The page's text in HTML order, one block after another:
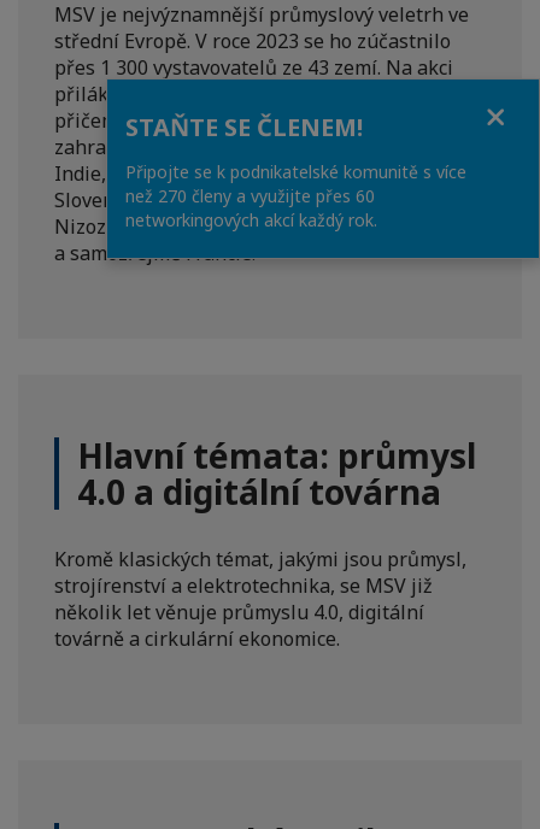
MSV je nejvýznamnější průmyslový veletrh ve
střední Evropě. V roce 2023 se ho zúčastnilo
přes 1 300 vystavovatelů ze 43 zemí. Na akci
přilákali 60 000 návštěvníků z celého světa,
přičemž 50 % vystavovatelů přijelo ze
zahraničí. Oficiálně byly zastoupeny Čína,
Indie, Maďarsko, Moldavsko, Polsko, Rakousko,
Slovensko, Tchaj-wan, Uzbekistán, Kolumbie,
Nizozemsko, Spojené státy, Ukrajina, Německo
a samozřejmě Francie.
Hlavní témata: průmysl
4.0 a digitální továrna
Kromě klasických témat, jakými jsou průmysl,
strojírenství a elektrotechnika, se MSV již
několik let věnuje průmyslu 4.0, digitální
továrně a cirkulární ekonomice.
STAŇTE SE ČLENEM!
Připojte se k podnikatelské komunitě s více
než 270 členy a využijte přes 60
networkingových akcí každý rok.